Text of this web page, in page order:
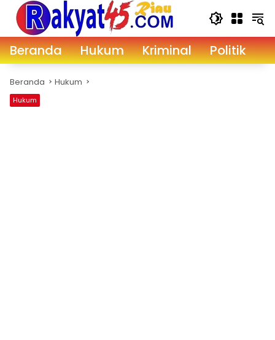
Langsung
konten
Beranda Hukum Kriminal Politik
Beranda Hukum
Hukum